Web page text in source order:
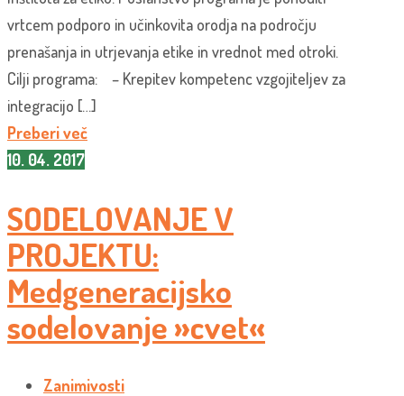
vrtcem podporo in učinkovita orodja na področju
prenašanja in utrjevanja etike in vrednot med otroki.
Cilji programa: – Krepitev kompetenc vzgojiteljev za
integracijo […]
Preberi več
10. 04. 2017
SODELOVANJE V
PROJEKTU:
Medgeneracijsko
sodelovanje »cvet«
Zanimivosti